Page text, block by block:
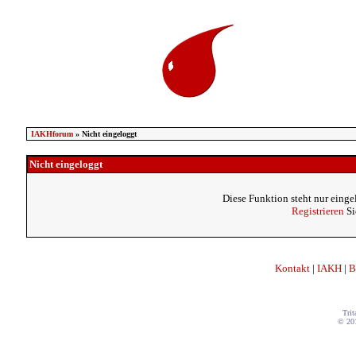
IAKHforum» Nicht eingeloggt
Nicht eingeloggt
Diese Funktion steht nur
Registrieren
Kontakt | IAKH |
©